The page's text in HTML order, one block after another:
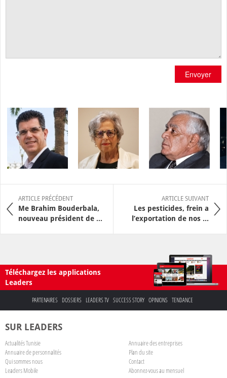
Envoyer
ARTICLE PRÉCÉDENT
Me Brahim Bouderbala,
nouveau président de ...
ARTICLE SUIVANT
Les pesticides, frein a
l’exportation de nos ...
Téléchargez les applications
Leaders
PARTENAIRES DOSSIERS LEADERS TV SUCCESS STORY OPINIONS TENDANCE
SUR LEADERS
Actualités Tunisie
Annuaire des entreprises
Annuaire de personnalités
Plan du site
Qui sommes nous
Contact
Leaders Mobile
Abonnez-vous au mensuel